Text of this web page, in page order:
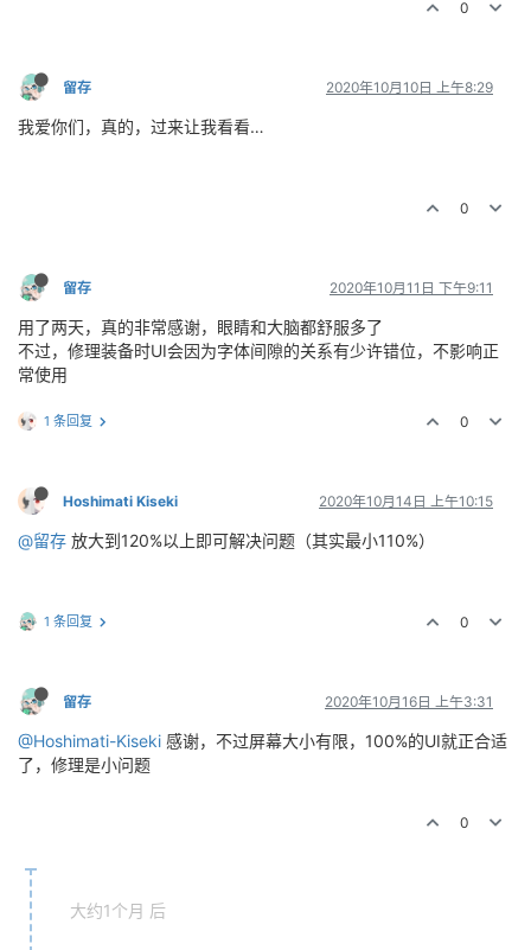
0
留存 2020年10月10日 上午8:29
我爱你们，真的，过来让我看看…
0
留存 2020年10月11日 下午9:11
用了两天，真的非常感谢，眼睛和大脑都舒服多了
不过，修理装备时UI会因为字体间隙的关系有少许错位，不影响正
常使用
1 条回复 0
Hoshimati Kiseki 2020年10月14日 上午10:15
@留存 放大到120%以上即可解决问题（其实最小110%）
1 条回复 0
留存 2020年10月16日 上午3:31
@Hoshimati-Kiseki 感谢，不过屏幕大小有限，100%的UI就正合适
了，修理是小问题
0
大约1个月 后